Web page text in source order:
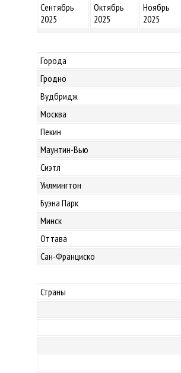
Сентябрь
2025
Октябрь
2025
Ноябрь
2025
Города
Гродно
Вудбридж
Москва
Пекин
Маунтин-Вью
Сиэтл
Уилмингтон
Буэна Парк
Минск
Оттава
Сан-Франциско
Страны